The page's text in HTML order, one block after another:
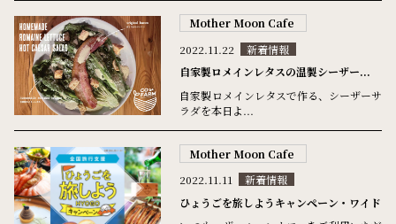
Mother Moon Cafe
2022.11.22
新着情報
自家製ロメインレタスの温製シーザー...
自家製ロメインレタスで作る、シーザーサ
ラダを本日よ...
Mother Moon Cafe
2022.11.11
新着情報
ひょうごを旅しようキャンペーン・ワイド